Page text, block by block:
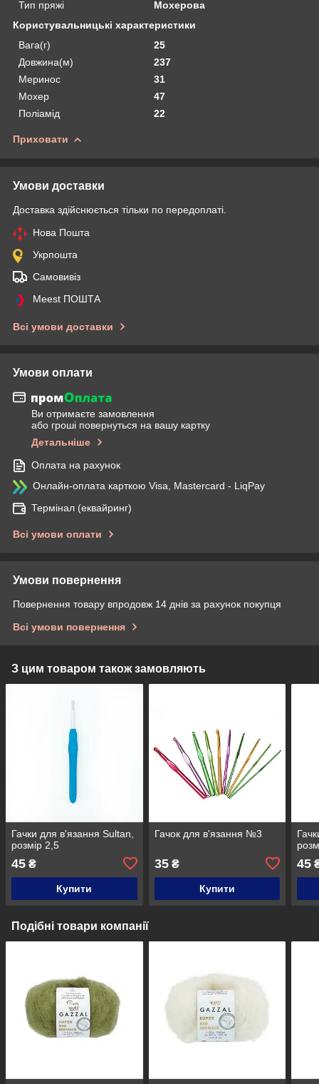
Тип пряжі
Мохерова
Користувальницькі характеристики
Вага(г)
25
Довжина(м)
237
Меринос
31
Мохер
47
Поліамід
22
Приховати
Умови доставки
Доставка здійснюється тільки по передоплаті.
Нова Пошта
Укрпошта
Самовивіз
Meest ПОШТА
Всі умови доставки
Умови оплати
Ви отримаєте замовлення
або гроші повернуться на вашу картку
Детальніше
Оплата на рахунок
Онлайн-оплата карткою Visa, Mastercard - LiqPay
Термінал (еквайринг)
Всі умови оплати
Умови повернення
Повернення товару впродовж 14 днів за рахунок покупця
Всі умови повернення
З цим товаром також замовляють
Гачки для в'язання Sultan,
розмір 2,5
45 ₴
Купити
Гачок для в'язання №3
35₴
Купити
45
Подібні товари компанії